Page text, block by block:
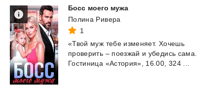
Босс моего мужа
Полина Ривера
1
«Твой муж тебе изменяет. Хочешь
проверить – поезжай и убедись сама.
Гостиница «Астория», 16.00, 324 ...